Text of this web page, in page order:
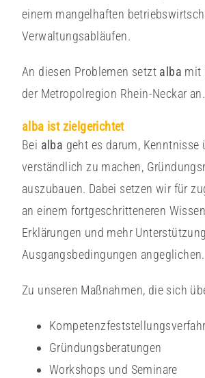
einem mangelhaften
Verwaltungsabläufen.
An diesen Problemen setzt alba mit
der Metropolregion Rhein-Neckar an.
alba ist zielgerichtet
Bei alba geht es darum,
verständlich zu machen,
auszubauen. Dabei setzen wir für
an einem fortgeschritteneren
Erklärungen und mehr
Ausgangsbedingungen angeglichen.
Zu unseren Maßnahmen, die sich
Gründungsberatungen
Workshops und Seminare